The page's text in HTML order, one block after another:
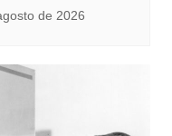
de 2026